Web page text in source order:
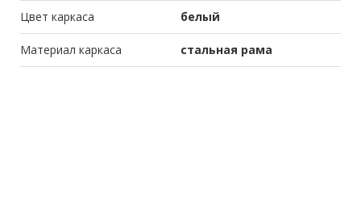
Цвет каркаса белый
Материал каркаса стальная рама